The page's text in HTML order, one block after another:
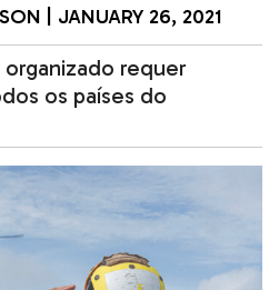
JANUARY 26, 2021
requer
os países do